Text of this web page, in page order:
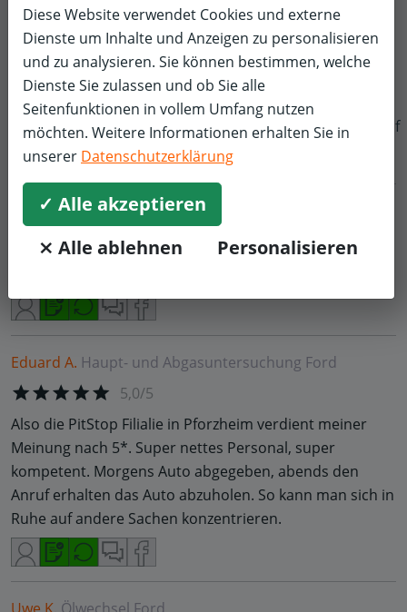
Verena F. Inspektion und WartungFord
5,0/5
Die Fahrzeugabgabe ging recht schnell.
Ersatzfahrzeug war sauber.
Inspektion wurde ordentlich gemacht.
Ralph H.Räder, Reifen & Felgen
5,0/5
Eduard A. Haupt- und Abgasuntersuchung Ford
5,0/5
Also die PitStop Filialie in Pforzheim verdient meiner
Meinung nach 5*. Super nettes Personal, super
kompetent. Morgens Auto abgegeben, abends den
Anruf erhalten das Auto abzuholen. So kann man sich in
Ruhe auf andere Sachen konzentrieren.
Diese Website verwendet Cookies und externe
Dienste um Inhalte und Anzeigen zu personalisieren
und zu analysieren. Sie können bestimmen, welche
Dienste Sie zulassen und ob Sie alle
Seitenfunktionen in vollem Umfang nutzen
möchten. Weitere Informationen erhalten Sie in
unserer Datenschutzerklärung
✓ Alle akzeptieren
⨯ Alle ablehnen
Personalisieren
f